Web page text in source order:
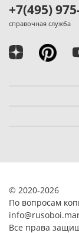
+7(495)
справочная служба
© 2020-2026
По вопросам
info@rusoboi.
Все права